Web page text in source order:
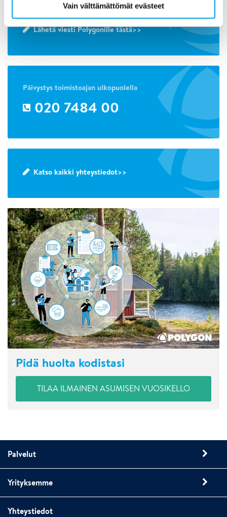
Vain välttämättömät evästeet
020 7484 01
Lähetä viesti Polygonille tästä>>
Päivystys toimistoajan ulkopuolella
020 7484 00
Katso kaikki yhteystiedot>>
Pidä huolta kodistasi
TILAA ILMAINEN ASUMISEN VUOSIKELLO
Palvelut
Yrityksemme
Yhteystiedot